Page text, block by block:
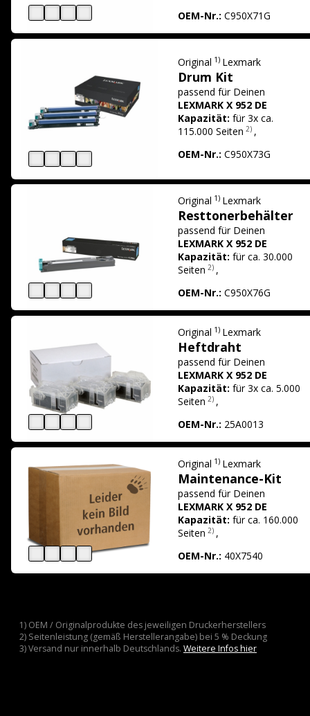
OEM-Nr.: C950X71G
Original 1) Lexmark
Drum Kit
passend für Deinen
LEXMARK X 952 DE
Kapazität: für 3x ca.
115.000 Seiten 2) ,
OEM-Nr.: C950X73G
Original 1) Lexmark
Resttonerbehälter
passend für Deinen
LEXMARK X 952 DE
Kapazität: für ca. 30.000
Seiten 2) ,
OEM-Nr.: C950X76G
Original 1) Lexmark
Heftdraht
passend für Deinen
LEXMARK X 952 DE
Kapazität: für 3x ca. 5.000
Seiten 2) ,
OEM-Nr.: 25A0013
Original 1) Lexmark
Maintenance-Kit
passend für Deinen
LEXMARK X 952 DE
Kapazität: für ca. 160.000
Seiten 2) ,
OEM-Nr.: 40X7540
1) OEM / Originalprodukte des jeweiligen Druckerherstellers
2) Seitenleistung (gemäß Herstellerangabe) bei 5 % Deckung
3) Versand nur innerhalb Deutschlands. Weitere Infos hier